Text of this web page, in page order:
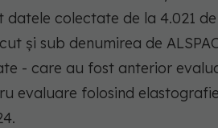
datele colectate de la 4.021
și sub denumirea de
- care au fost anterior
evaluare folosind